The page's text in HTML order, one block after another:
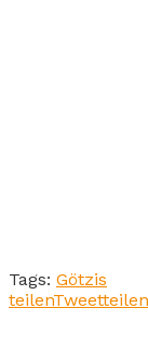
Tags: Götzis
teilenTweetteilen